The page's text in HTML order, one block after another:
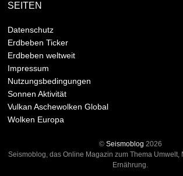
SEITEN
Datenschutz
Erdbeben Ticker
Erdbeben weltweit
Impressum
Nutzungsbedingungen
Sonnen Aktivität
Vulkan Aschewolken Global
Wolken Europa
© Seismoblog 2026
Seismoblog, das Online Magazin zum Thema Umwelt,
Ernährung.